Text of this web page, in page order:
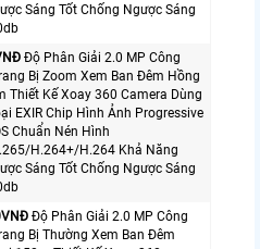
Sáng Tốt Chống Ngược Sáng
Độ Phân Giải 2.0 MP Công
Bị Zoom Xem Ban Đêm Hồng
Thiết Kế Xoay 360 Camera Dùng
EXIR Chip Hình Ảnh Progressive
Chuẩn Nén Hình
H.264+/H.264 Khả Năng
Sáng Tốt Chống Ngược Sáng
Độ Phân Giải 2.0 MP Công
Bị Thường Xem Ban Đêm